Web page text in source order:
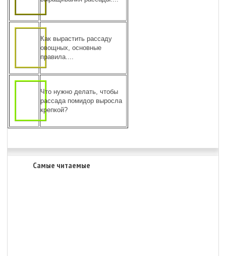
Как вырастить рассаду
овощных, основные
правила....
Что нужно делать, чтобы
рассада помидор выросла
крепкой?
Самые читаемые